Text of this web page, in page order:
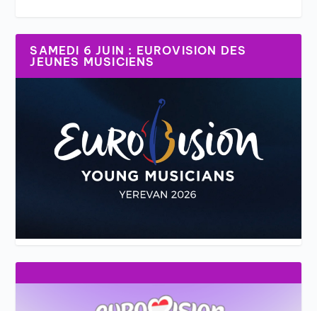
SAMEDI 6 JUIN : EUROVISION DES
JEUNES MUSICIENS